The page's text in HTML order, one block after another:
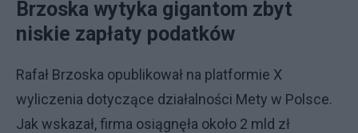
Brzoska wytyka gigantom zbyt
niskie zapłaty podatków
Rafał Brzoska opublikował na platformie X
wyliczenia dotyczące działalności Mety w Polsce.
Jak wskazał, firma osiągnęła około 2 mld zł